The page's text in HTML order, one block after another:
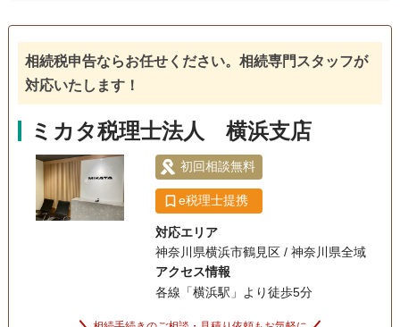
電話相談可 訪問可 土日相談可 18時以降相談可
オンライン面談可
相続税申告ならお任せください。相続専門スタッフが
対応いたします！
ミカタ税理士法人 横浜支店
初回相談無料
e税理士提携
対応エリア
神奈川県横浜市鶴見区 / 神奈川県全域
アクセス情報
各線「横浜駅」より徒歩5分